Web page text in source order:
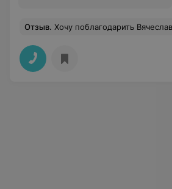
Отзыв. Хочу поблагодарить Вячеслава Михайловича за его старания, за советы и поддержку, за доброту и понимание, за